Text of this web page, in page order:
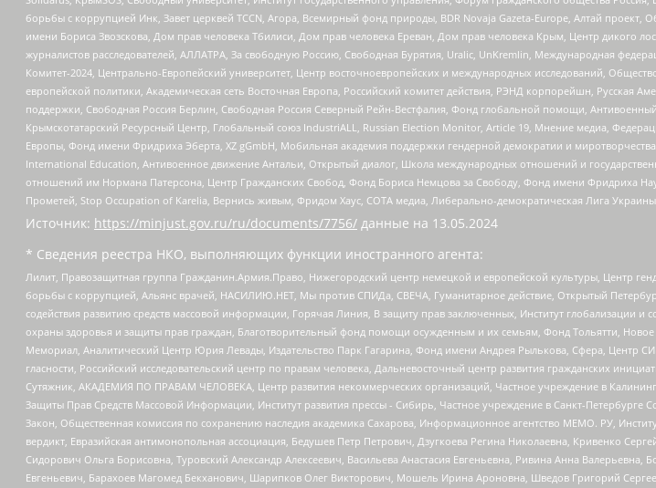
борьбы с коррупцией Инк, Завет церквей TCCN, Агора, Всемирный фонд природы, BDR Novaja Gazeta-Europe, Алтай
имени Бориса Звозскова, Дом прав человека Тбилиси, Дом прав человека Ереван, Дом прав человека Крым, Центр дикого
журналистов расследователей, АЛЛАТРА, За свободную Россию, Свободная Бурятия, Uralic, UnKremlin, Международная
Комитет-2024, Центрально-Европейский университет, Центр восточноевропейских и международных исследований,
европейской политики, Академическая сеть Восточная Европа, Российский комитет действия, РЭНД корпорейшн, Русская
поддержки, Свободная Россия Берлин, Свободная Россия Северный Рейн-Вестфалия, Фонд глобальной помощи,
Крымскотатарский Ресурсный Центр, Глобальный союз IndustriALL, Russian Election Monitor, Article 19, Мнение медиа,
Европы, Фонд имени Фридриха Эберта, XZ gGmbH, Мобильная академия поддержки гендерной демократии и
International Education, Антивоенное движение Антальи, Открытый диалог, Школа международных отношений и
отношений им Нормана Патерсона, Центр Гражданских Свобод, Фонд Бориса Немцова за Свободу, Фонд имени Фридриха
Прометей, Stop Occupation of Karelia, Вернись живым, Фридом Хаус, СОТА медиа, Либерально-демократическая Лига Украины
Источник: https://minjust.gov.ru/ru/documents/7756/ данные на 13.05.2024
* Сведения реестра НКО, выполняющих функции иностранного агента:
Лилит, Правозащитная группа Гражданин.Армия.Право, Нижегородский центр немецкой и европейской культуры, Центр
борьбы с коррупцией, Альянс врачей, НАСИЛИЮ.НЕТ, Мы против СПИДа, СВЕЧА, Гуманитарное действие, Открытый
содействия развитию средств массовой информации, Горячая Линия, В защиту прав заключенных, Институт
охраны здоровья и защиты прав граждан, Благотворительный фонд помощи осужденным и их семьям, Фонд Тольятти,
Мемориал, Аналитический Центр Юрия Левады, Издательство Парк Гагарина, Фонд имени Андрея Рылькова, Сфера, Центр
гласности, Российский исследовательский центр по правам человека, Дальневосточный центр развития гражданских
Сутяжник, АКАДЕМИЯ ПО ПРАВАМ ЧЕЛОВЕКА, Центр развития некоммерческих организаций, Частное учреждение в
Защиты Прав Средств Массовой Информации, Институт развития прессы - Сибирь, Частное учреждение в Санкт-
Закон, Общественная комиссия по сохранению наследия академика Сахарова, Информационное агентство МЕМО. РУ,
вердикт, Евразийская антимонопольная ассоциация, Бедушев Петр Петрович, Дзугкоева Регина Николаевна, Кривенко
Сидорович Ольга Борисовна, Туровский Александр Алексеевич, Васильева Анастасия Евгеньевна, Ривина Анна
Евгеньевич, Барахоев Магомед Бекханович, Шарипков Олег Викторович, Мошель Ирина Ароновна, Шведов Григорий